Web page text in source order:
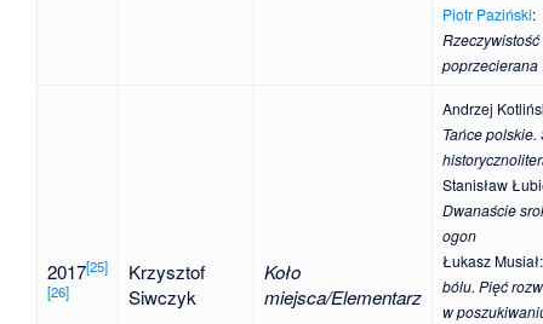
Piotr Paziński:
Rzeczywistość
poprzecierana
2017[25]
[26]
Krzysztof
Siwczyk
Koło
miejsca/Elementarz
Andrzej
Tańce polskie.
Stanisław
Dwanaście
ogon
Łukasz Musiał
bólu. Pięć
w